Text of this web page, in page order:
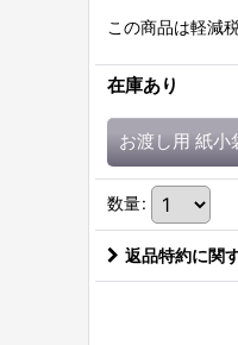
この商品は軽減
在庫あり
お渡し用 紙小
数量:
返品特約に関